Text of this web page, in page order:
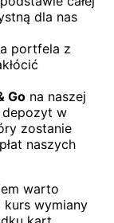
dla nas
portfela z
Go na naszej
depozyt w
zostanie
naszych
warto
wymiany